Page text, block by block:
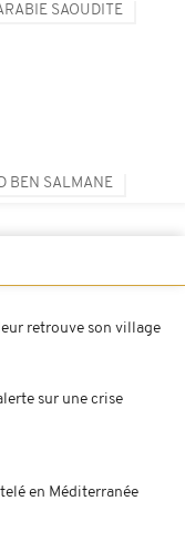
SAOUDITE
BEN SALMANE
retrouve son village
sur une crise
en Méditerranée